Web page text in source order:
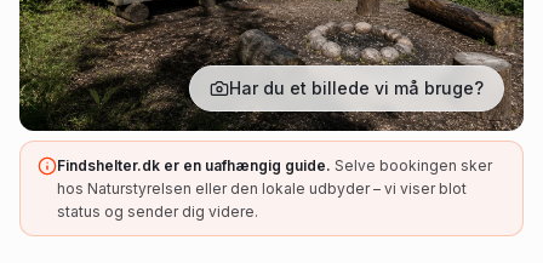
Har du et billede vi må bruge?
Findshelter.dk er en uafhængig guide. Selve bookingen sker
hos Naturstyrelsen eller den lokale udbyder – vi viser blot
status og sender dig videre.